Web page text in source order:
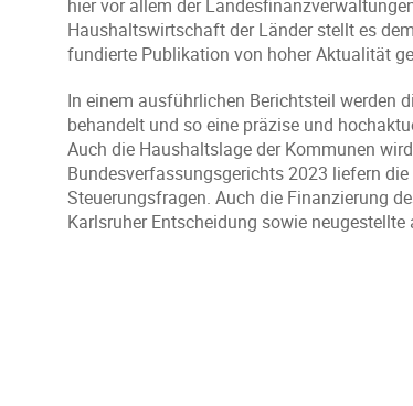
hier vor allem der
Haushaltswirtschaft der Länder stellt es
fundierte Publikation von hoher Aktualität
In einem ausführlichen Berichtsteil werden
behandelt und so eine präzise und
Auch die Haushaltslage der Kommunen
Bundesverfassungsgerichts 2023 liefern
Steuerungsfragen. Auch die Finanzierung
Karlsruher Entscheidung sowie